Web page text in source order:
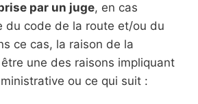
par un juge, en cas
du code de la route et/ou du
ce cas, la raison de la
une des raisons impliquant
ou ce qui suit :